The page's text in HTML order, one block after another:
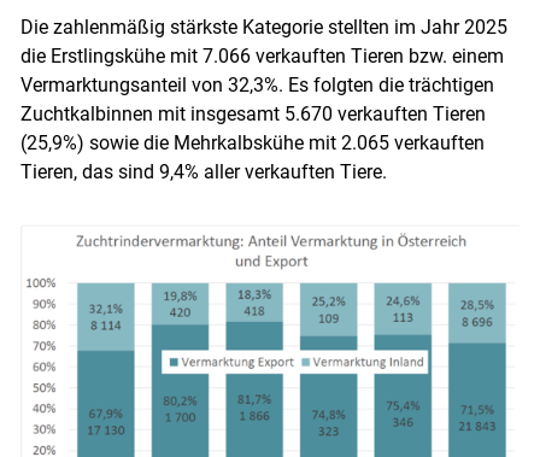
Skip to main content
Die zahlenmäßig stärkste Kategorie stellten im Jahr 2025
die Erstlingskühe mit 7.066 verkauften Tieren bzw. einem
Vermarktungsanteil von 32,3%. Es folgten die trächtigen
Zuchtkalbinnen mit insgesamt 5.670 verkauften Tieren
(25,9%) sowie die Mehrkalbskühe mit 2.065 verkauften
Tieren, das sind 9,4% aller verkauften Tiere.